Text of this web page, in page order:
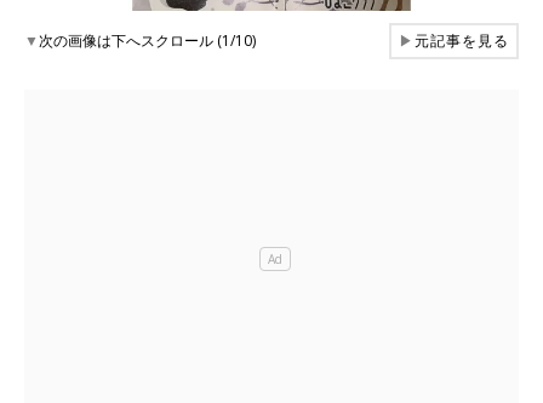
▼次の画像は下へスクロール (1/10) ▶元記事を見る